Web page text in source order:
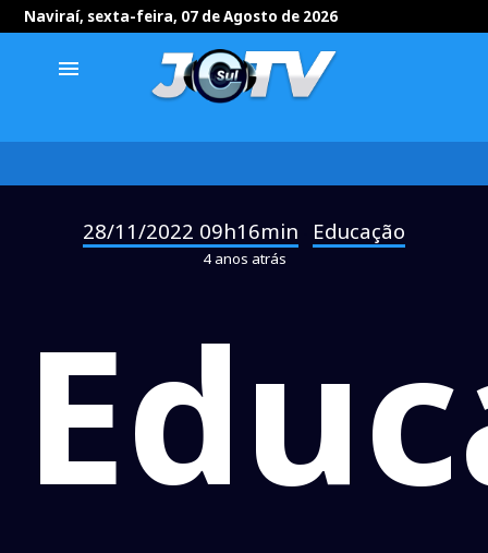
Naviraí, sexta-feira, 07 de Agosto de 2026
menu
28/11/2022 09h16min Educação
4 anos atrás